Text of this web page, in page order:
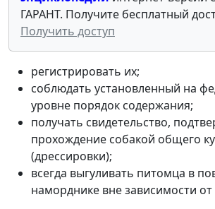
ГАРАНТ. Получите бесплатный
Получить доступ
регистрировать их;
соблюдать установленный на
уровне порядок содержания;
получать свидетельство,
прохождение собакой общего
(дрессировки);
всегда выгуливать питомца в
наморднике вне зависимости от